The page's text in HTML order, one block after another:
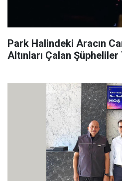
Park Halindeki Aracın
Altınları Çalan Şüpheliler